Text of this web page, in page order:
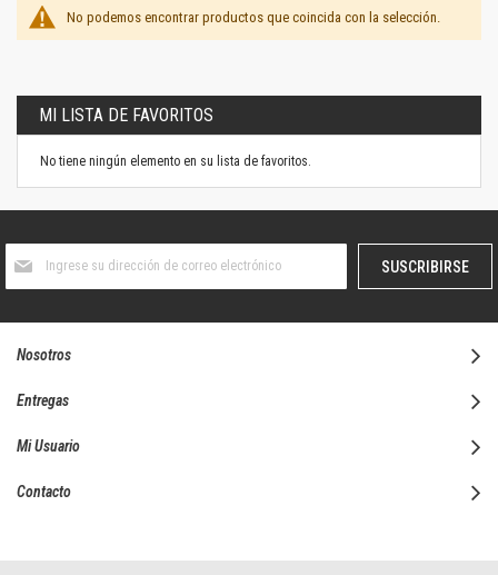
No podemos encontrar productos que coincida con la selección.
MI LISTA DE FAVORITOS
No tiene ningún elemento en su lista de favoritos.
boletín
SUSCRIBIRSE
Nosotros
Entregas
Mi Usuario
Contacto